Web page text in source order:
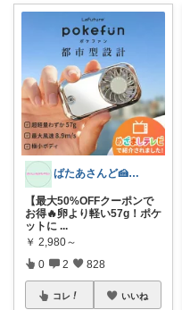
ばたあさんど🍰テンション爆上がりな生活
【最大50%OFFクーポンで
お得🔥卵より軽い57g！ポケ
ットに ...
￥ 2,980～
0 2 828
コレ いいね